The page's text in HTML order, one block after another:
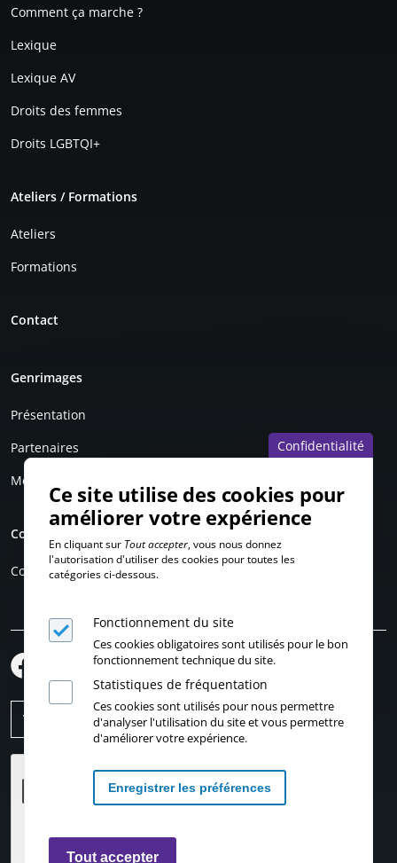
Comment ça marche ?
Lexique
Lexique AV
Droits des femmes
Droits LGBTQI+
Ateliers / Formations
Ateliers
Formations
Contact
Genrimages
Présentation
Partenaires
Mentions légales
Compte personnel
Connexion
Confidentialité
Ce site utilise des cookies pour
améliorer votre expérience
En cliquant sur Tout accepter, vous nous donnez
l'autorisation d'utiliser des cookies pour toutes les
catégories ci-dessous.
Fonctionnement du site
Ces cookies obligatoires sont utilisés pour le bon
fonctionnement technique du site.
Statistiques de fréquentation
Ces cookies sont utilisés pour nous permettre
d'analyser l'utilisation du site et vous permettre
d'améliorer votre expérience.
Enregistrer les préférences
Tout accepter